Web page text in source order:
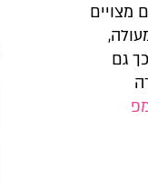
מצויים
גם